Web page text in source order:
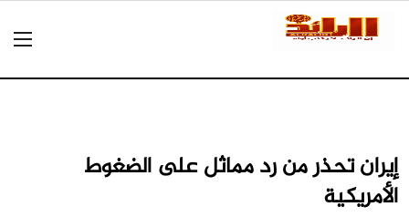
إيران تحذر من رد مماثل على الضغوط
الأمريكية